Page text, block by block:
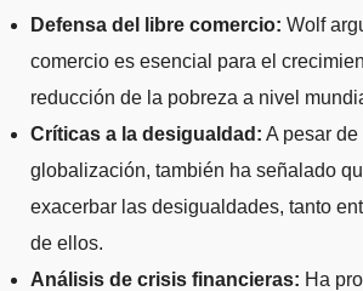
Defensa del libre comercio: Wolf
comercio es esencial para el
reducción de la pobreza a nivel
Críticas a la desigualdad: A pesar
globalización, también ha señalado
exacerbar las desigualdades, tanto
de ellos.
Análisis de crisis financieras: Ha